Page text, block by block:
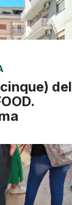
del